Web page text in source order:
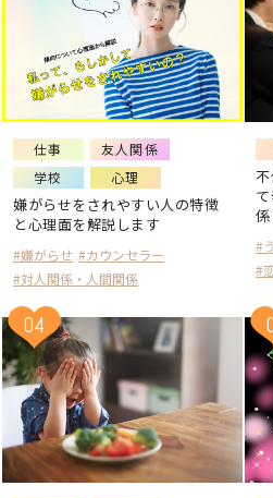
#対人関係・人間関係
#不倫関係
#親和欲求
#人の目が
#癒し
#仕事 #
#失恋
仕事
友人関係
学校
心理
嫌がらせをされやすい人の特徴
と心理面を解説します
#嫌がらせ #カウンセラー
#対人関係・人間関係
係
#
#
04